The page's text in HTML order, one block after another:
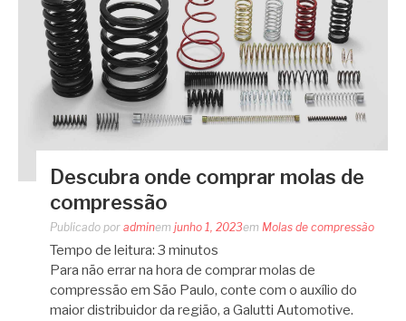
Descubra onde comprar molas de
compressão
Publicado por adminem junho 1, 2023em Molas de compressão
Tempo de leitura: 3 minutos
Para não errar na hora de comprar molas de
compressão em São Paulo, conte com o auxílio do
maior distribuidor da região, a Galutti Automotive.